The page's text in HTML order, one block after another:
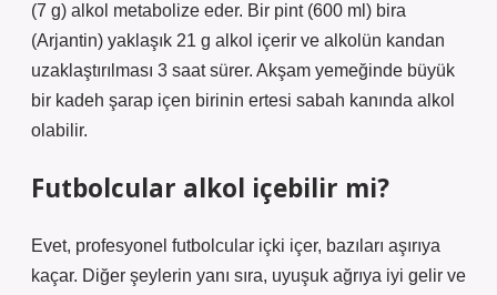
(7 g) alkol metabolize eder. Bir pint (600 ml) bira
(Arjantin) yaklaşık 21 g alkol içerir ve alkolün kandan
uzaklaştırılması 3 saat sürer. Akşam yemeğinde büyük
bir kadeh şarap içen birinin ertesi sabah kanında alkol
olabilir.
Futbolcular alkol içebilir mi?
Evet, profesyonel futbolcular içki içer, bazıları aşırıya
kaçar. Diğer şeylerin yanı sıra, uyuşuk ağrıya iyi gelir ve